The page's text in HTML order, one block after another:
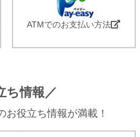
ATMでのお支払い方法
ち情報／
お役立ち情報が満載！